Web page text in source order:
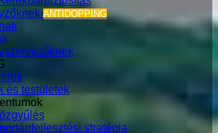
ANTIDOPPING
és testületek
stratégia